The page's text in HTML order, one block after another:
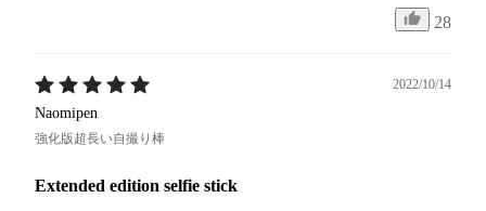
28
2022/10/14
Naomipen
強化版超長い自撮り棒
Extended edition selfie stick